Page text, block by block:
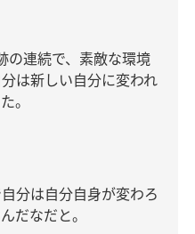
の連続で、素敵な環境
は新しい自分に変われ
。
分は自分自身が変わろ
だなだと。